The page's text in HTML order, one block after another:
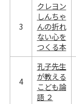
3
クレヨン
しんちゃ
んの折れ
ない心を
つくる本
4
孔子先生
が教える
こども論
語 ２